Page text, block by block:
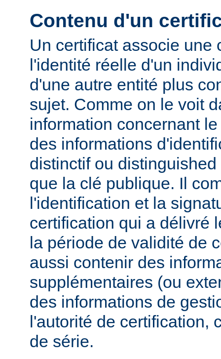
Contenu d'un
Un certificat associe une
l'identité réelle d'un
d'une autre entité plus
sujet. Comme on le voit
information concernant
des informations
distinctif ou
que la clé publique. Il
l'identification et la
certification qui a délivré
la période de validité de
aussi contenir des
supplémentaires (ou
des informations de
l'autorité de certification,
de série.